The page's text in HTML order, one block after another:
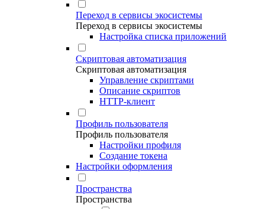
Переход в сервисы экосистемы
Переход в сервисы экосистемы
Настройка списка приложений
Скриптовая автоматизация
Скриптовая автоматизация
Управление скриптами
Описание скриптов
HTTP-клиент
Профиль пользователя
Профиль пользователя
Настройки профиля
Создание токена
Настройки оформления
Пространства
Пространства